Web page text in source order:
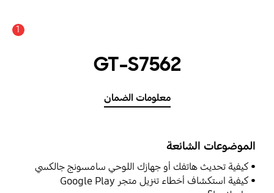
1
GT-S7562
معلومات الضمان
الموضوعات الشائعة
كيفية تحديث هاتفك أو جهازك اللوحي سامسونج جالكسي
كيفية استكشاف أخطاء تنزيل متجر Google Play